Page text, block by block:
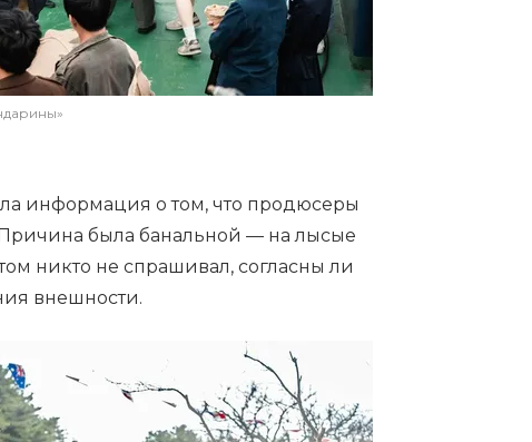
информация о том, что продюсеры
Причина была банальной — на лысые
никто не спрашивал, согласны ли
внешности.